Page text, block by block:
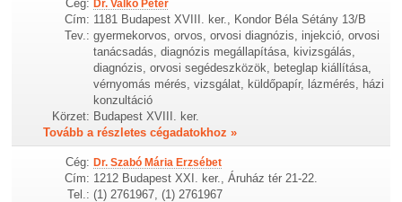
Cég: Dr. Valkó Péter
Cím: 1181 Budapest XVIII. ker., Kondor Béla Sétány 13/B
Tev.: gyermekorvos, orvos, orvosi diagnózis, injekció, orvosi
tanácsadás, diagnózis megállapítása, kivizsgálás,
diagnózis, orvosi segédeszközök, beteglap kiállítása,
vérnyomás mérés, vizsgálat, küldőpapír, lázmérés, házi
konzultáció
Körzet: Budapest XVIII. ker.
Tovább a részletes cégadatokhoz »
Cég: Dr. Szabó Mária Erzsébet
Cím: 1212 Budapest XXI. ker., Áruház tér 21-22.
Tel.: (1) 2761967, (1) 2761967